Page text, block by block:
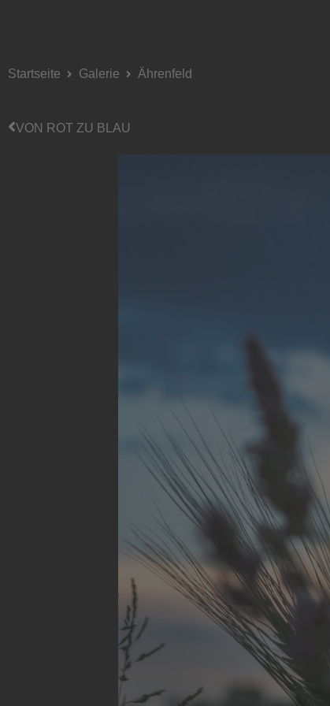
Startseite Galerie Ährenfeld
VON ROT ZU BLAU